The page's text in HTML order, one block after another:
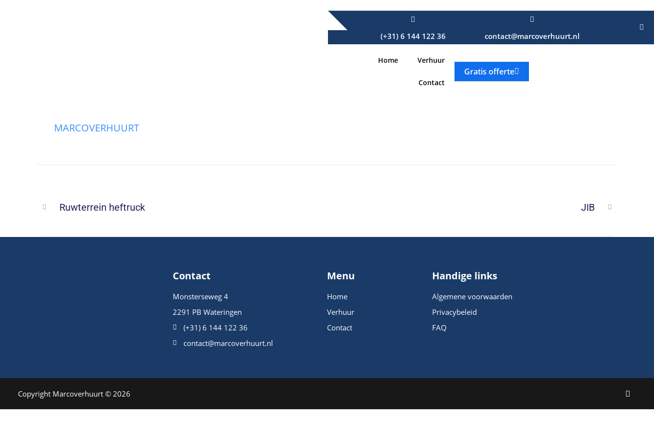
(+31) 6 144 122 36 contact@marcoverhuurt.nl
Home Verhuur
Contact
Gratis offerte
MARCOVERHUURT
Ruwterrein heftruck JIB
Contact
Monsterseweg 4
2291 PB Wateringen
(+31) 6 144 122 36
contact@marcoverhuurt.nl
Menu
Home
Verhuur
Contact
Handige links
Algemene voorwaarden
Privacybeleid
FAQ
Copyright Marcoverhuurt © 2026